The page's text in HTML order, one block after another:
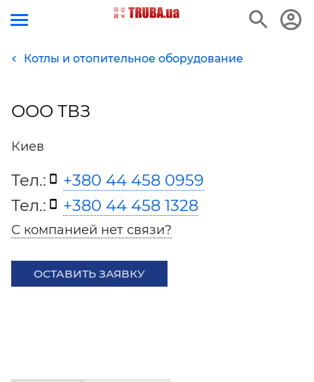
Котлы и отопительное оборудование
ООО ТВЗ
Киев
Тел.:
+380 44 458 0959
Тел.:
+380 44 458 1328
С компанией нет связи?
ОСТАВИТЬ ЗАЯВКУ